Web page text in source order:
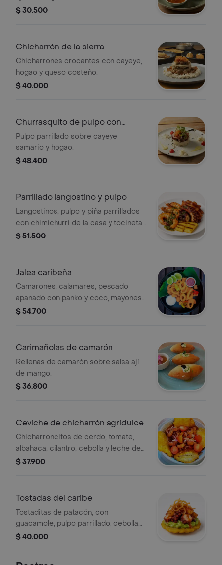
$ 30.500
Chicharrón de la sierra
Chicharrones crocantes con cayeye,
hogao y queso costeño.
$ 40.000
Churrasquito de pulpo con
cayeye
Pulpo parrillado sobre cayeye
samario y hogao.
$ 48.400
Parrillado langostino y pulpo
Langostinos, pulpo y piña parrillados
con chimichurri de la casa y tocineta
crocante.
$ 51.500
Jalea caribeña
Camarones, calamares, pescado
apanado con panko y coco, mayonesa
cítrica y salsa sweet chilli.
$ 54.700
Carimañolas de camarón
Rellenas de camarón sobre salsa ají
de mango.
$ 36.800
Ceviche de chicharrón agridulce
Chicharroncitos de cerdo, tomate,
albahaca, cilantro, cebolla y leche de
tigre con salsa sweet chilli,
$ 37.900
Tostadas del caribe
Tostaditas de patacón, con
guacamole, pulpo parrillado, cebolla
frita y cubos de maduro, aderezado
$ 40.000